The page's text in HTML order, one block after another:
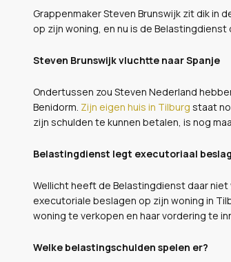
Grappenmaker Steven Brunswijk zit dik in
op zijn woning, en nu is de
Steven Brunswijk vluchtte naar Spanje
Ondertussen zou Steven Nederland
Benidorm. Zijn eigen huis in Tilburg staat
zijn schulden te kunnen betalen, is nog
Belastingdienst legt executoriaal beslag
Wellicht heeft de Belastingdienst daar
executoriale beslagen op zijn woning in
woning te verkopen en haar vordering te
Welke belastingschulden spelen er?